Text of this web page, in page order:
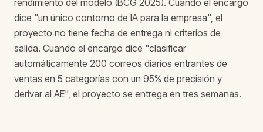
rendimiento del modelo (BCG 2025). Cuando el encargo
dice "un único contorno de IA para la empresa", el
proyecto no tiene fecha de entrega ni criterios de
salida. Cuando el encargo dice "clasificar
automáticamente 200 correos diarios entrantes de
ventas en 5 categorías con un 95% de precisión y
derivar al AE", el proyecto se entrega en tres semanas.